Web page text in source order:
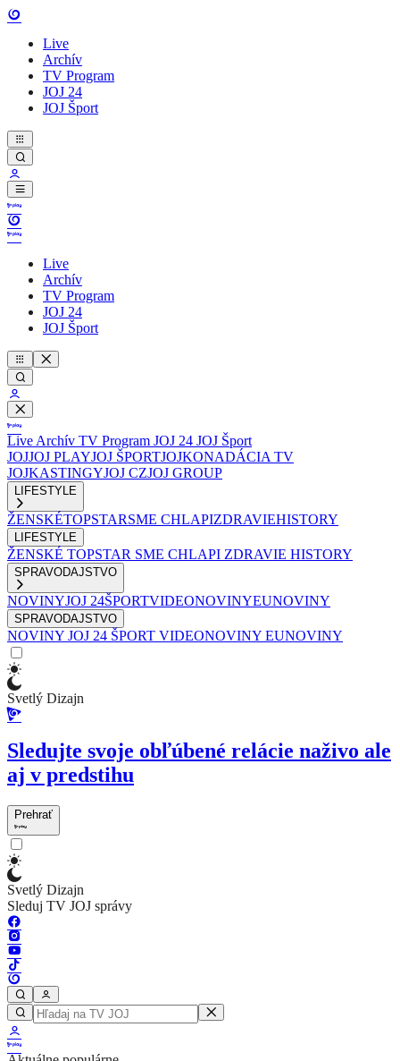
Live
Archív
TV Program
JOJ 24
JOJ Šport
Live
Archív
TV Program
JOJ 24
JOJ Šport
Live Archív TV Program JOJ 24 JOJ Šport
JOJJOJ PLAYJOJ ŠPORTJOJKONADÁCIA TV
JOJKASTINGYJOJ CZJOJ GROUP
LIFESTYLE
ŽENSKÉTOPSTARSME CHLAPIZDRAVIEHISTORY
LIFESTYLE
ŽENSKÉ TOPSTAR SME CHLAPI ZDRAVIE HISTORY
SPRAVODAJSTVO
NOVINYJOJ 24ŠPORTVIDEONOVINYEUNOVINY
SPRAVODAJSTVO
NOVINY JOJ 24 ŠPORT VIDEONOVINY EUNOVINY
Svetlý Dizajn
Sledujte svoje obľúbené relácie naživo ale
aj v predstihu
Prehrať
Svetlý Dizajn
Sleduj TV JOJ správy